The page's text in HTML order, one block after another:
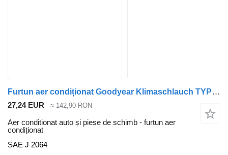
Furtun aer condiționat Goodyear Klimaschlauch TYPE C SAE J 2064 pentru camion
27,24 EUR ≈ 142,90 RON
Aer conditionat auto și piese de schimb - furtun aer
condiționat
SAE J 2064